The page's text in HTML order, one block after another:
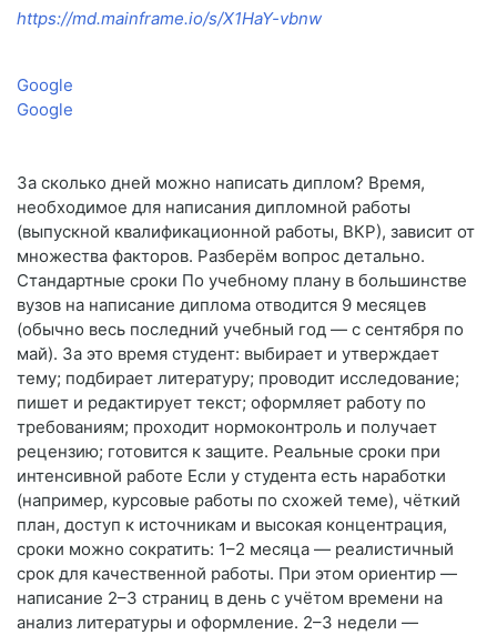
https://md.mainframe.io/s/X1HaY-vbnw
Google
Google
За сколько дней можно написать диплом? Время,
необходимое для написания дипломной работы
(выпускной квалификационной работы, ВКР), зависит от
множества факторов. Разберём вопрос детально.
Стандартные сроки По учебному плану в большинстве
вузов на написание диплома отводится 9 месяцев
(обычно весь последний учебный год — с сентября по
май). За это время студент: выбирает и утверждает
тему; подбирает литературу; проводит исследование;
пишет и редактирует текст; оформляет работу по
требованиям; проходит нормоконтроль и получает
рецензию; готовится к защите. Реальные сроки при
интенсивной работе Если у студента есть наработки
(например, курсовые работы по схожей теме), чёткий
план, доступ к источникам и высокая концентрация,
сроки можно сократить: 1–2 месяца — реалистичный
срок для качественной работы. При этом ориентир —
написание 2–3 страниц в день с учётом времени на
анализ литературы и оформление. 2–3 недели —